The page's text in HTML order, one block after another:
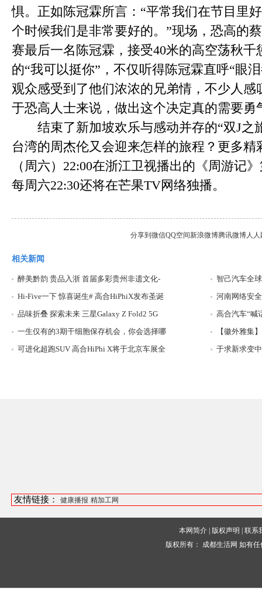
惧。正如陈冠霖所言：“平常我们在节目里
个时候我们是非常要好的。”现场，恐高的
赛最后一名陈冠霖，接受40米的高空荡秋千
的“我可以挺你”，不仅听得陈冠霖直呼“眼
观众感受到了他们浓浓的兄弟情，不少人感
于恐高人士来说，做出这个决定真的需要勇
结束了新加坡欢乐与感动并存的“双J之
台湾的周杰伦又会迎来怎样的旅程？更多精
（周六）22:00在浙江卫视播出的《周游记
每周六22:30还将在芒果TV网络独播。
分享到 微信QQ空间新浪微博腾讯微博人人
相关新闻
醉美黔韵 贵品入浙 首届多彩贵州非遗文化-
智己汽车全
Hi-Five一下 惊喜诞生# 高合HiPhiX发布圣诞
河南网络安
品味折叠 探索未来 三星Galaxy Z Fold2 5G
高合汽车“喊
一生仅有的3期干细胞保存机会，你会选择哪
【徽外雅集
可进化超跑SUV 高合HiPhi X将于北京车展全
于求新求变
友情链接： 健康播报 精加工网
本网简介 版权声明 |联系
版权所有： 成都生活网 如有